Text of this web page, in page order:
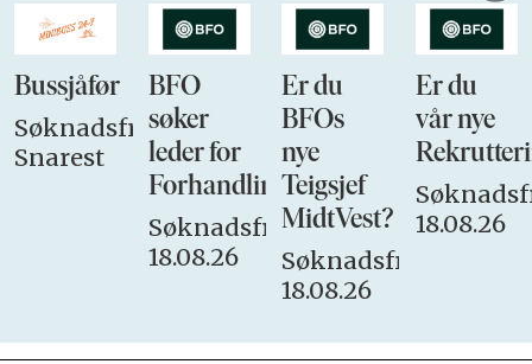
Bussjåfør
Søknadsfrist:
Snarest
BFO
søker
leder for
Forhandlingsutvalget
Søknadsfrist:
18.08.26
Er du
BFOs
nye
Teigsjef
MidtVest?
Søknadsfrist:
18.08.26
Er du
vår nye
18.08.26